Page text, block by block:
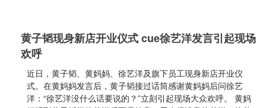
黄子韬现身新店开业仪式 cue徐艺洋发言引起现场
欢呼
近日，黄子韬、黄妈妈、徐艺洋及旗下员工现身新店开业仪
式。在黄妈妈发言后，黄子韬接过话筒感谢黄妈妈后问徐艺
洋：“徐艺洋没什么话要说的？”立刻引起现场大众欢呼。 黄妈